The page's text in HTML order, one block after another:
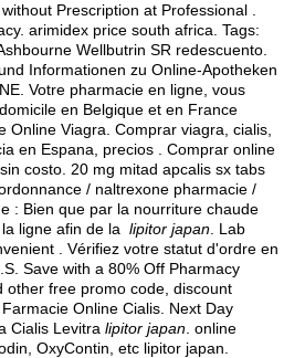
Prescription at Professional .
arimidex price south africa . Tags:
Wellbutrin SR redescuento.
Informationen zu Online-Apotheken
Votre pharmacie en ligne, vous
en Belgique et en France
Online Viagra. Comprar viagra, cialis,
en Espana, precios . Comprar online
costo. 20 mg mitad apcalis sx tabs
/ naltrexone pharmacie /
: Bien que par la nourriture chaude
ligne afin de la lipitor japan . Lab
. Vérifiez votre statut d'ordre en
Save with a 80% Off Pharmacy
other free promo code, discount
Online Cialis. Next Day
Cialis Levitra lipitor japan . online
OxyContin, etc lipitor japan.